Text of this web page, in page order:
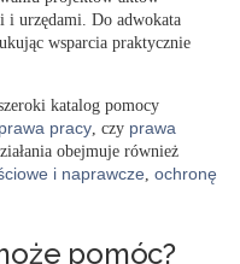
i urzędami. Do adwokata
wsparcia praktycznie
katalog pomocy
prawa pracy , czy prawa
obejmuje również
i naprawcze ochronę
pomóc?